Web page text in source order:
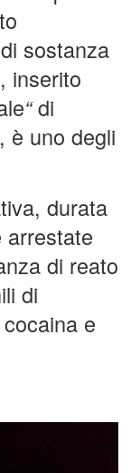
sostanza
inserito
“di
è uno degli
durata
arrestate
di reato
di
e